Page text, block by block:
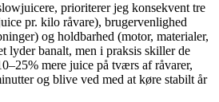
prioriterer jeg konsekvent tre
pr. kilo råvare), brugervenlighed
og holdbarhed (motor, materialer,
lyder banalt, men i praksis skiller de
mere juice på tværs af råvarer,
og blive ved med at køre stabilt år